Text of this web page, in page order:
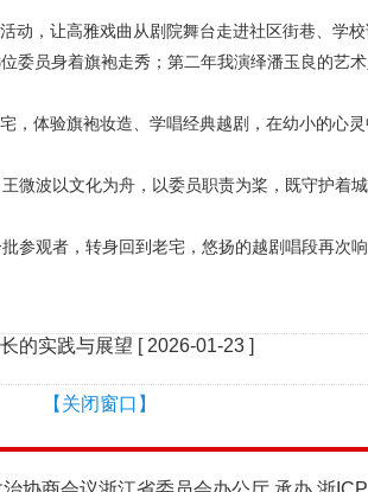
动，让高雅戏曲从剧院舞台走进社区街巷、学
位委员身着旗袍走秀；第二年我演绎潘玉良的艺
，体验旗袍妆造、学唱经典越剧，在幼小的心
微波以文化为舟，以委员职责为桨，既守护着
观者，转身回到老宅，悠扬的越剧唱段再次
的实践与展望 [ 2026-01-23 ]
【关闭窗口】